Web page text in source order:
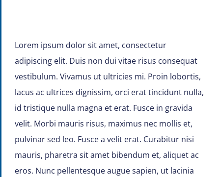
Lorem ipsum dolor sit amet, consectetur
adipiscing elit. Duis non dui vitae risus consequat
vestibulum. Vivamus ut ultricies mi. Proin lobortis,
lacus ac ultrices dignissim, orci erat tincidunt nulla,
id tristique nulla magna et erat. Fusce in gravida
velit. Morbi mauris risus, maximus nec mollis et,
pulvinar sed leo. Fusce a velit erat. Curabitur nisi
mauris, pharetra sit amet bibendum et, aliquet ac
eros. Nunc pellentesque augue sapien, ut lacinia